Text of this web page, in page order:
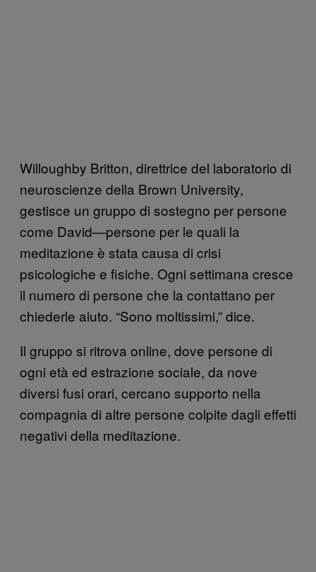
Willoughby Britton, direttrice del laboratorio di
neuroscienze della Brown University,
gestisce un gruppo di sostegno per persone
come David—persone per le quali la
meditazione è stata causa di crisi
psicologiche e fisiche. Ogni settimana cresce
il numero di persone che la contattano per
chiederle aiuto. “Sono moltissimi,” dice.
Il gruppo si ritrova online, dove persone di
ogni età ed estrazione sociale, da nove
diversi fusi orari, cercano supporto nella
compagnia di altre persone colpite dagli effetti
negativi della meditazione.